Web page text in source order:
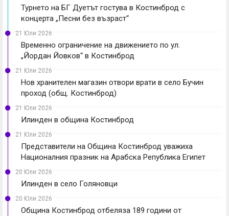
Турнето на БГ Дуетът гостува в Костинброд с
концерта „Песни без възраст“
21 Юли 2026
Временно ограничение на движението по ул.
„Йордан Йовков“ в Костинброд
21 Юли 2026
Нов хранителен магазин отвори врати в село Бучин
проход (общ. Костинброд)
21 Юли 2026
Илинден в община Костинброд
21 Юли 2026
Представители на Община Костинброд уважиха
Националния празник на Арабска Република Египет
20 Юли 2026
Илинден в село Голяновци
20 Юли 2026
Община Костинброд отбеляза 189 години от